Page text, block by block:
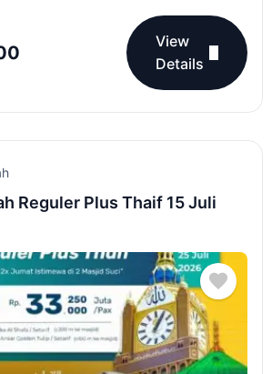
View
Details
Reguler Plus Thaif 15 Juli